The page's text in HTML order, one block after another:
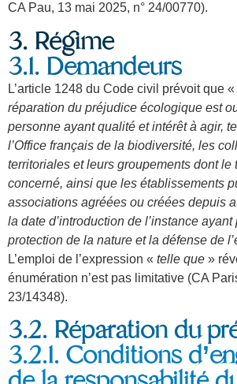
CA Pau, 13 mai 2025, n° 24/00770).
3. Régime
3.1. Demandeurs
L’article 1248 du Code civil prévoit que «
réparation du préjudice écologique est
personne ayant qualité et intérêt à agir,
l’Office français de la biodiversité, les
territoriales et leurs groupements dont le
concerné, ainsi que les établissements
associations agréées ou créées depuis
la date d’introduction de l’instance ayant
protection de la nature et la défense de
L’emploi de l’expression « telle que »
énumération n’est pas limitative (CA
23/14348).
3.2. Réparation du
3.2.1. Conditions